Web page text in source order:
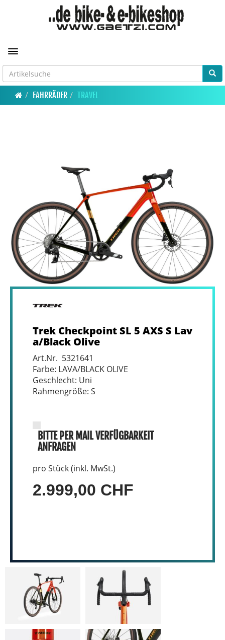
Toggle navigation
FAHRRÄDER TRAVEL
Trek Checkpoint SL 5 AXS S Lav
a/Black Olive
Art.Nr. 5321641
Farbe: LAVA/BLACK OLIVE
Geschlecht: Uni
Rahmengröße: S
BITTE PER MAIL VERFÜGBARKEIT
ANFRAGEN
pro Stück (inkl. MwSt.)
2.999,00 CHF